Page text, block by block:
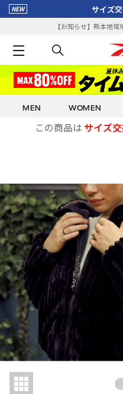
サイズ
【お知らせ】熊本地
MEN WOMEN
この商品は サイズ